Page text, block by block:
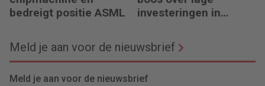
bedreigt positie ASML
investeringen in
Meld je aan voor de nieuwsbrief
Meld je aan voor de nieuwsbrief